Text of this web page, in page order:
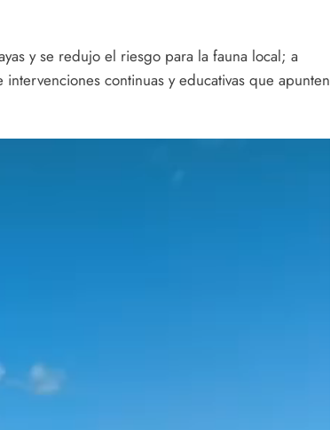
y se redujo el riesgo para la fauna local; a
continuas y educativas que apunten